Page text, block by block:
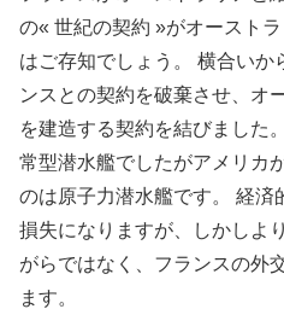
の« 世紀の契約 »がオースト
はご存知でしょう。 横合いか
ンスとの契約を破棄させ、オ
を建造する契約を結びました
常型潜水艦でしたがアメリカ
のは原子力潜水艦です。 経済
損失になりますが、しかしよ
がらではなく、フランスの外
ます。